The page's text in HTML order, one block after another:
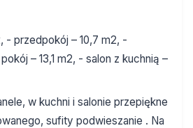
- przedpokój – 10,7 m2, -
– 13,1 m2, - salon z kuchnią –
w kuchni i salonie przepiękne
sufity podwieszanie . Na